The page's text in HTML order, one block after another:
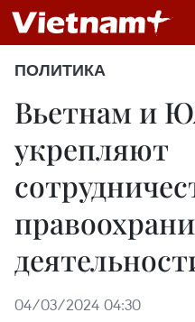
ПОЛИТИКА
Вьетнам и
укрепляют
04/03/2024 04:30